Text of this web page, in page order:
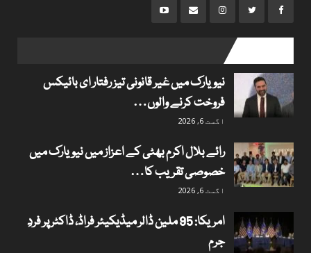
نیویارک میں غیر قانونی تیز رفتار ای بائیکس
فروخت کرنے والوں…
اگست 6, 2026
رائے بلال اکرم بھٹی کے اعزاز میں نیویارک میں
خصوصی تقریب کا…
اگست 6, 2026
امریکا: 95 ملین ڈالر میڈیکیئر فراڈ، ڈاکٹر پر فردِ
جرم